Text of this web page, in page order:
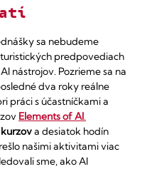
sa nebudeme
predpovediach
nástrojov. Pozrieme sa na
dva roky reálne
práci s účastníčkami a
Elements of AI.
a desiatok hodín
našimi aktivitami viac
sme, ako AI